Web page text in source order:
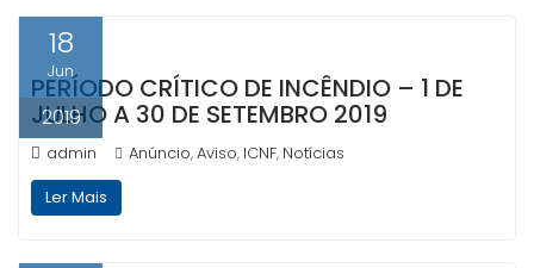
18
Jun
2019
PERÍODO CRÍTICO DE INCÊNDIO – 1 DE
JULHO A 30 DE SETEMBRO 2019
admin Anúncio,Aviso, ICNF, Notícias
Ler Mais